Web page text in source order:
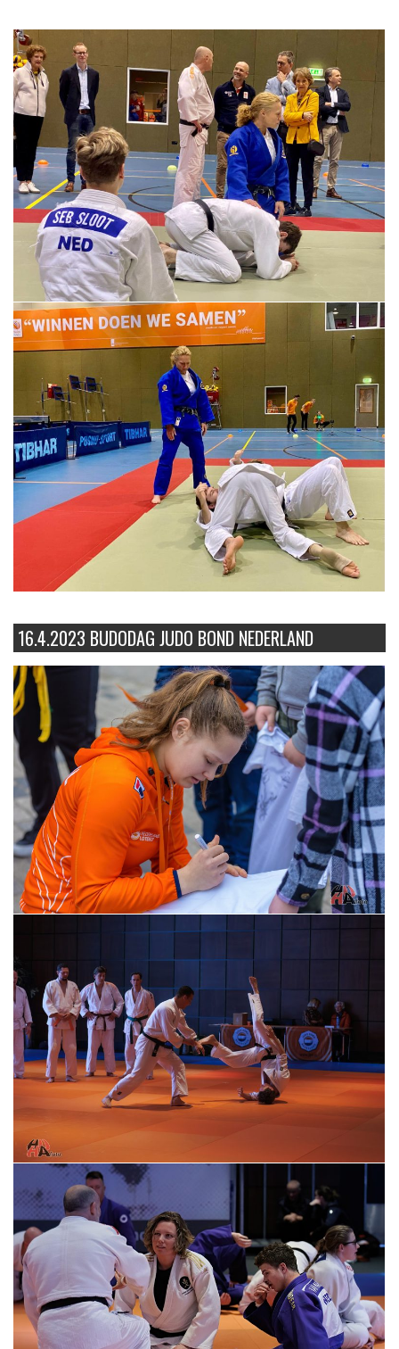
16.4.2023 BUDODAG JUDO BOND NEDERLAND